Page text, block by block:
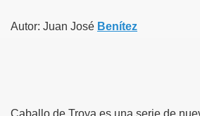
Autor: Juan José Benítez
Caballo de Troya es una serie de